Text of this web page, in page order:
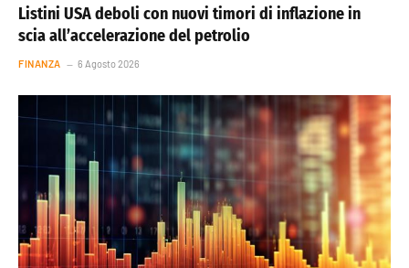
Listini USA deboli con nuovi timori di inflazione in
scia all’accelerazione del petrolio
FINANZA 6 Agosto 2026